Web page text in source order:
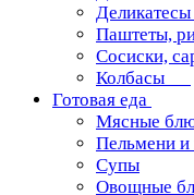
Паштеты,
Сосиски,
Колбасы
Готовая еда
Мясные
Пельмени и
Супы
Овощные